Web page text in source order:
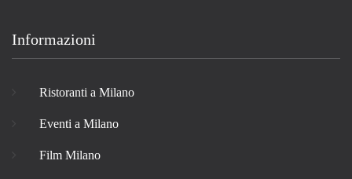
Informazioni
Ristoranti a Milano
Eventi a Milano
Film Milano